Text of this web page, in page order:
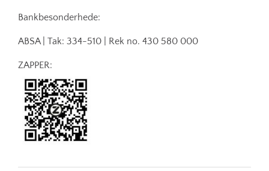
Bankbesonderhede:
ABSA | Tak: 334-510 | Rek no. 430 580 000
ZAPPER: